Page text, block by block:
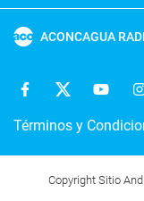
ACONCAGUA
Términos y
Copyright Sitio